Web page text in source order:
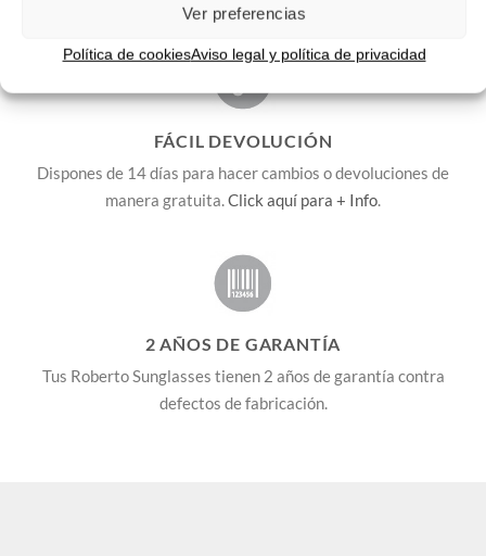
Ver preferencias
Política de cookiesAviso legal y política de privacidad
FÁCIL DEVOLUCIÓN
Dispones de 14 días para hacer cambios o devoluciones de
manera gratuita.Click aquí para + Info.
2 AÑOS DE GARANTÍA
Tus Roberto Sunglasses tienen 2 años de garantía contra
defectos de fabricación.